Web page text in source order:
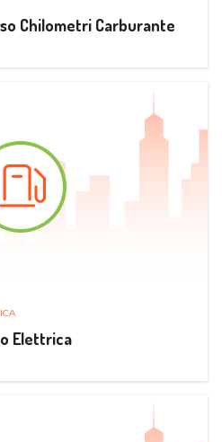
Chilometri Carburante
Elettrica